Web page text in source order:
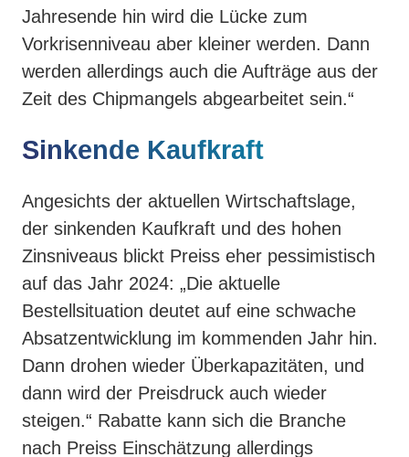
Jahresende hin wird die Lücke zum
Vorkrisenniveau aber kleiner werden. Dann
werden allerdings auch die Aufträge aus der
Zeit des Chipmangels abgearbeitet sein.“
Sinkende Kaufkraft
Angesichts der aktuellen Wirtschaftslage,
der sinkenden Kaufkraft und des hohen
Zinsniveaus blickt Preiss eher pessimistisch
auf das Jahr 2024: „Die aktuelle
Bestellsituation deutet auf eine schwache
Absatzentwicklung im kommenden Jahr hin.
Dann drohen wieder Überkapazitäten, und
dann wird der Preisdruck auch wieder
steigen.“ Rabatte kann sich die Branche
nach Preiss Einschätzung allerdings